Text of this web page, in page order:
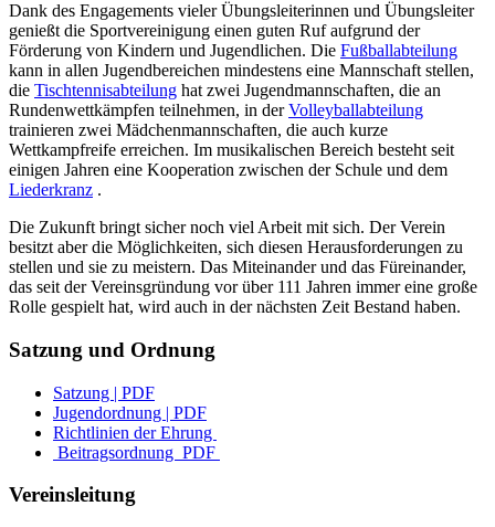
Dank des Engagements vieler Übungsleiterinnen und Übungsleiter
genießt die Sportvereinigung einen guten Ruf aufgrund der
Förderung von Kindern und Jugendlichen. Die Fußballabteilung
kann in allen Jugendbereichen mindestens eine Mannschaft stellen,
die Tischtennisabteilung hat zwei Jugendmannschaften, die an
Rundenwettkämpfen teilnehmen, in derVolleyballabteilung
trainieren zwei Mädchenmannschaften, die auch kurze
Wettkampfreife erreichen. Im musikalischen Bereich besteht seit
einigen Jahren eine Kooperation zwischen der Schule und dem
Liederkranz .
Die Zukunft bringt sicher noch viel Arbeit mit sich. Der Verein
besitzt aber die Möglichkeiten, sich diesen Herausforderungen zu
stellen und sie zu meistern. Das Miteinander und das Füreinander,
das seit der Vereinsgründung vor über 111 Jahren immer eine große
Rolle gespielt hat, wird auch in der nächsten Zeit Bestand haben.
Satzung und Ordnung
Satzung | PDF
Jugendordnung | PDF
Richtlinien der Ehrung
Beitragsordnung PDF
Vereinsleitung